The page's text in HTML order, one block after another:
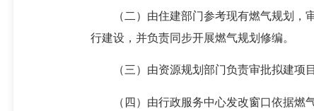
（二）由住建部门参考现有燃气规划，审
行建设，并负责同步开展燃气规划修编。
（三）由资源规划部门负责审批拟建项目
（四）由行政服务中心发改窗口依据燃气